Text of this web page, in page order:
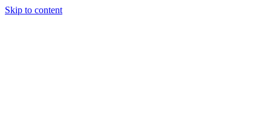
Skip to content